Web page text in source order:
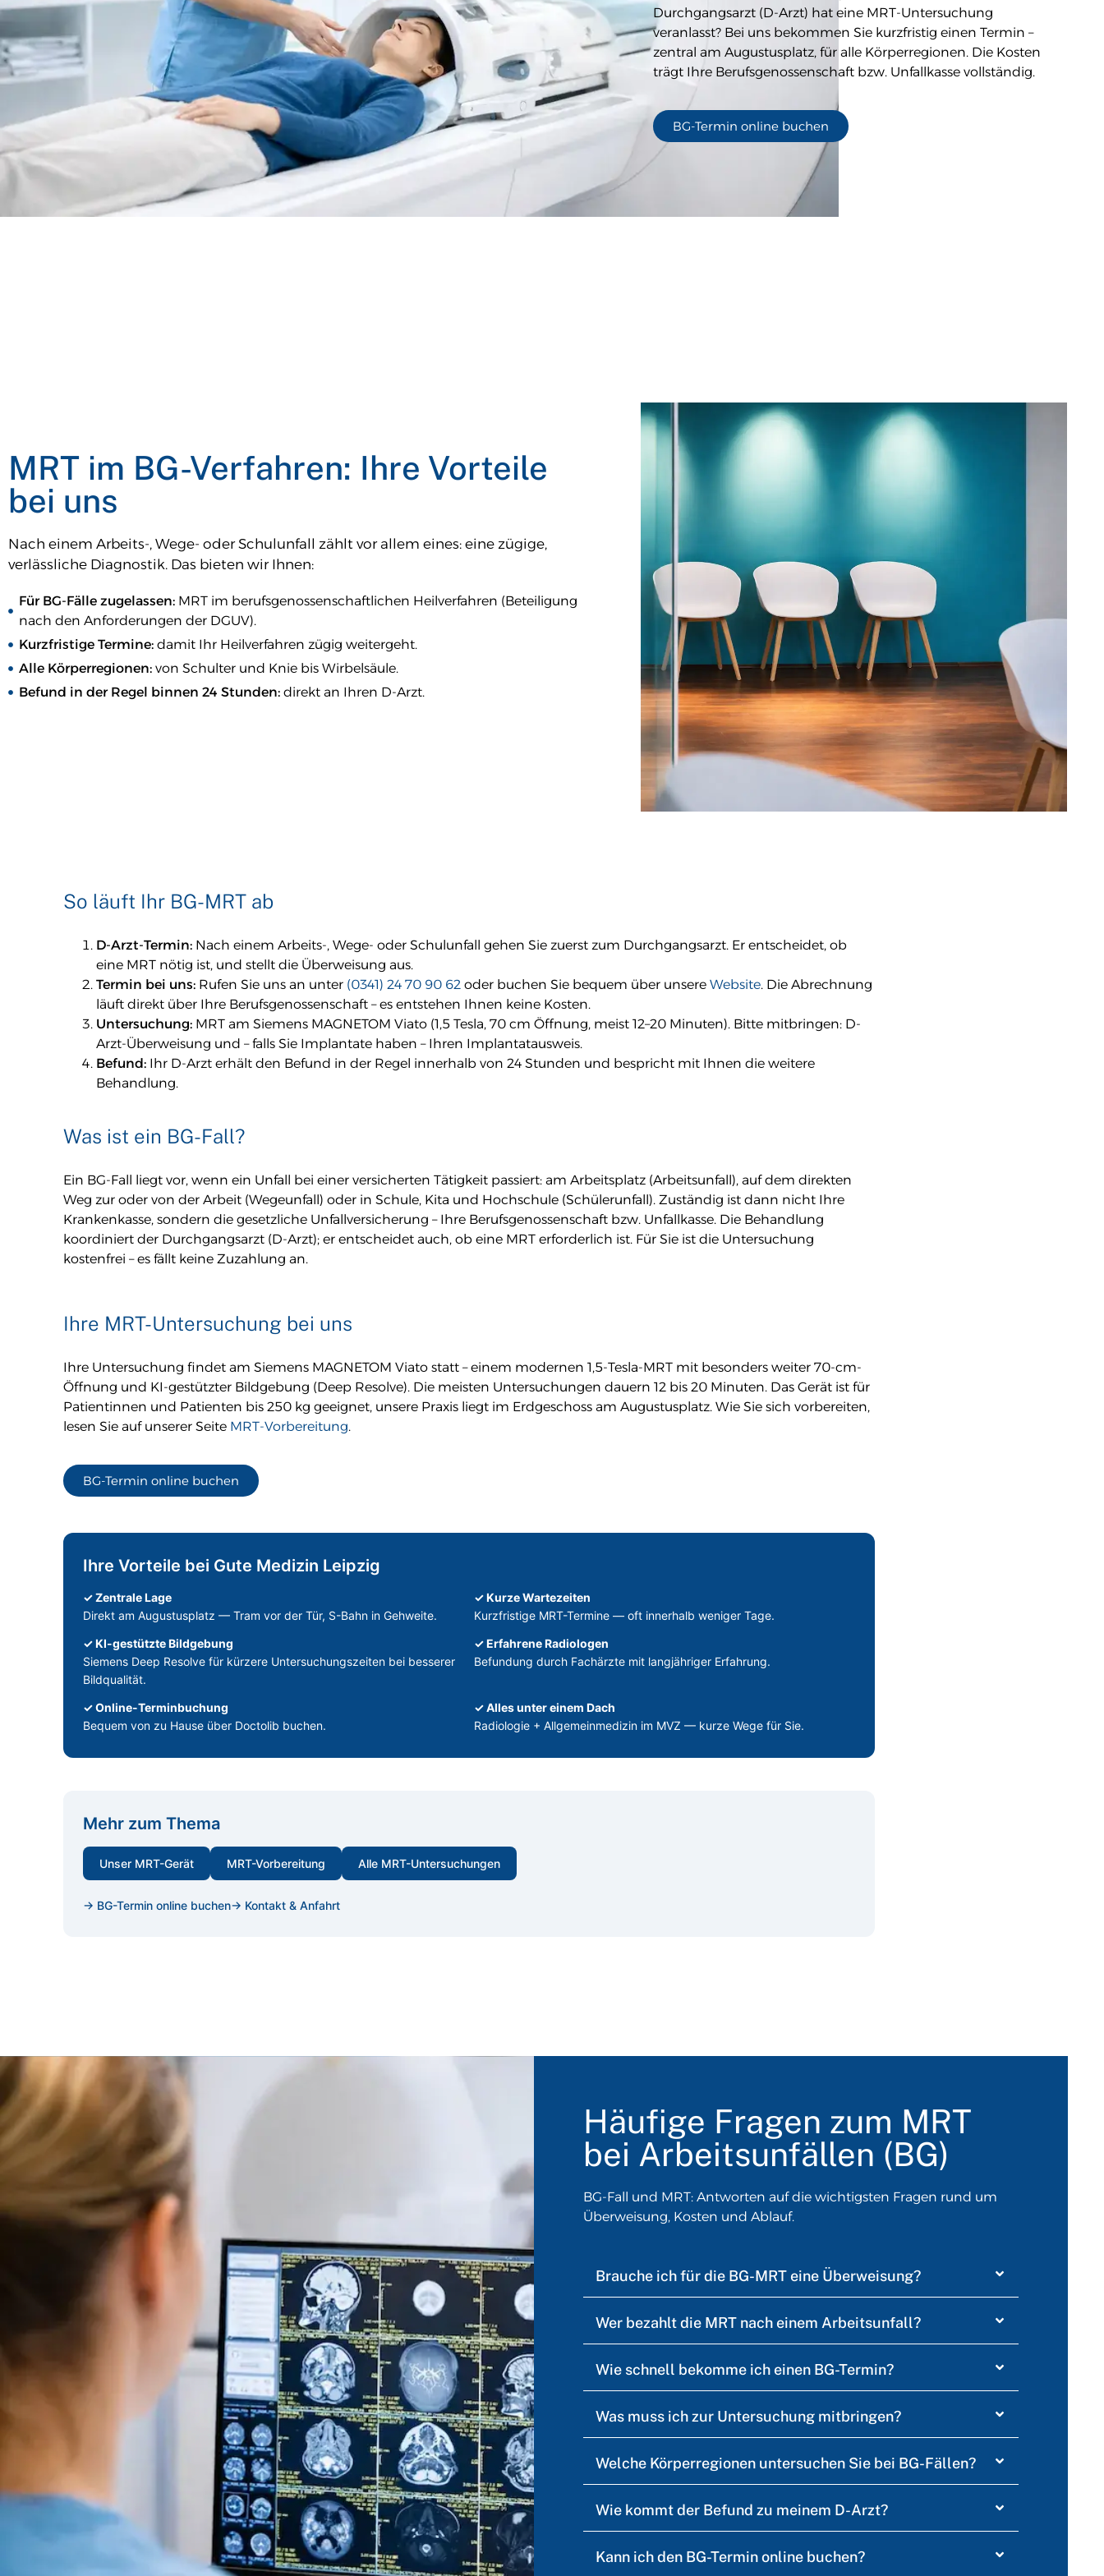
Durchgangsarzt (D-Arzt) hat eine MRT-Untersuchung
veranlasst? Bei uns bekommen Sie kurzfristig einen Termin –
zentral am Augustusplatz, für alle Körperregionen. Die Kosten
trägt Ihre Berufsgenossenschaft bzw. Unfallkasse vollständig.
BG-Termin online buchen
MRT im BG-Verfahren: Ihre Vorteile
bei uns
Nach einem Arbeits-, Wege- oder Schulunfall zählt vor allem eines: eine zügige,
verlässliche Diagnostik. Das bieten wir Ihnen:
Für BG-Fälle zugelassen:MRT im berufsgenossenschaftlichen Heilverfahren (Beteiligung
nach den Anforderungen der DGUV).
Kurzfristige Termine:damit Ihr Heilverfahren zügig weitergeht.
Alle Körperregionen:von Schulter und Knie bis Wirbelsäule.
Befund in der Regel binnen 24 Stunden:direkt an Ihren D-Arzt.
So läuft Ihr BG-MRT ab
D-Arzt-Termin: Nach einem Arbeits-, Wege- oder Schulunfall gehen Sie zuerst zum Durchgangsarzt. Er entscheidet, ob
eine MRT nötig ist, und stellt die Überweisung aus.
Termin bei uns: Rufen Sie uns an unter (0341) 24 70 90 62 oder buchen Sie bequem über unsereWebsite. Die Abrechnung
läuft direkt über Ihre Berufsgenossenschaft – es entstehen Ihnen keine Kosten.
Untersuchung: MRT am Siemens MAGNETOM Viato (1,5 Tesla, 70 cm Öffnung, meist 12–20 Minuten). Bitte mitbringen: D-
Arzt-Überweisung und – falls Sie Implantate haben – Ihren Implantatausweis.
Befund: Ihr D-Arzt erhält den Befund in der Regel innerhalb von 24 Stunden und bespricht mit Ihnen die weitere
Behandlung.
Was ist ein BG-Fall?
Ein BG-Fall liegt vor, wenn ein Unfall bei einer versicherten Tätigkeit passiert: am Arbeitsplatz (Arbeitsunfall), auf dem direkten
Weg zur oder von der Arbeit (Wegeunfall) oder in Schule, Kita und Hochschule (Schülerunfall). Zuständig ist dann nicht Ihre
Krankenkasse, sondern die gesetzliche Unfallversicherung – Ihre Berufsgenossenschaft bzw. Unfallkasse. Die Behandlung
koordiniert der Durchgangsarzt (D-Arzt); er entscheidet auch, ob eine MRT erforderlich ist. Für Sie ist die Untersuchung
kostenfrei – es fällt keine Zuzahlung an.
Ihre MRT-Untersuchung bei uns
Ihre Untersuchung findet am Siemens MAGNETOM Viato statt – einem modernen 1,5-Tesla-MRT mit besonders weiter 70-cm-
Öffnung und KI-gestützter Bildgebung (Deep Resolve). Die meisten Untersuchungen dauern 12 bis 20 Minuten. Das Gerät ist für
Patientinnen und Patienten bis 250 kg geeignet, unsere Praxis liegt im Erdgeschoss am Augustusplatz. Wie Sie sich vorbereiten,
lesen Sie auf unserer Seite MRT-Vorbereitung.
BG-Termin online buchen
Ihre Vorteile bei Gute Medizin Leipzig
✓ Zentrale Lage
Direkt am Augustusplatz — Tram vor der Tür, S-Bahn in Gehweite.
✓ Kurze Wartezeiten
Kurzfristige MRT-Termine — oft innerhalb weniger Tage.
✓ KI-gestützte Bildgebung
Siemens Deep Resolve für kürzere Untersuchungszeiten bei besserer
Bildqualität.
✓ Erfahrene Radiologen
Befundung durch Fachärzte mit langjähriger Erfahrung.
✓ Online-Terminbuchung
Bequem von zu Hause über Doctolib buchen.
✓ Alles unter einem Dach
Radiologie + Allgemeinmedizin im MVZ — kurze Wege für Sie.
Mehr zum Thema
Unser MRT-Gerät MRT-Vorbereitung Alle MRT-Untersuchungen
→ BG-Termin online buchen→ Kontakt & Anfahrt
Häufige Fragen zum MRT
bei Arbeitsunfällen (BG)
BG-Fall und MRT: Antworten auf die wichtigsten Fragen rund um
Überweisung, Kosten und Ablauf.
Brauche ich für die BG-MRT eine Überweisung?
Wer bezahlt die MRT nach einem Arbeitsunfall?
Wie schnell bekomme ich einen BG-Termin?
Was muss ich zur Untersuchung mitbringen?
Welche Körperregionen untersuchen Sie bei BG-Fällen?
Wie kommt der Befund zu meinem D-Arzt?
Kann ich den BG-Termin online buchen?